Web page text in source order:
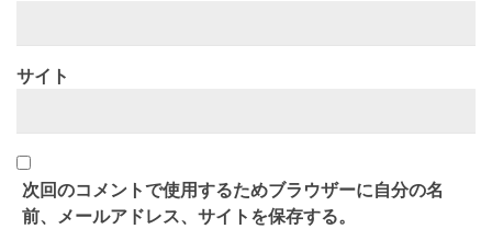
サイト
次回のコメントで使用するためブラウザーに自分の名
前、メールアドレス、サイトを保存する。